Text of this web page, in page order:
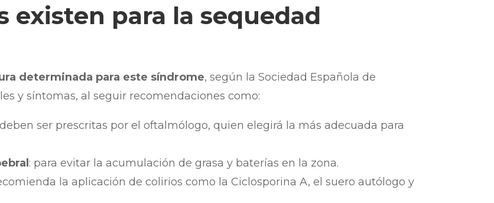
existen para la sequedad
determinada para este síndrome, según la Sociedad Española de
y síntomas, al seguir recomendaciones como:
ser prescritas por el oftalmólogo, quien elegirá la más adecuada para
: para evitar la acumulación de grasa y baterías en la zona.
la aplicación de colirios como la Ciclosporina A, el suero autólogo y